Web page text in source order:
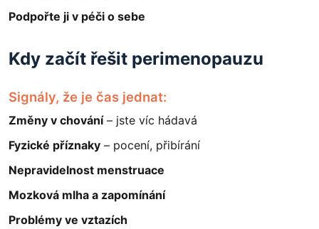
Podpořte ji v péči o sebe
Kdy začít řešit perimenopauzu
Signály, že je čas jednat:
Změny v chování– jste víc hádavá
Fyzické příznaky – pocení, přibírání
Nepravidelnost menstruace
Mozková mlha a zapomínání
Problémy ve vztazích